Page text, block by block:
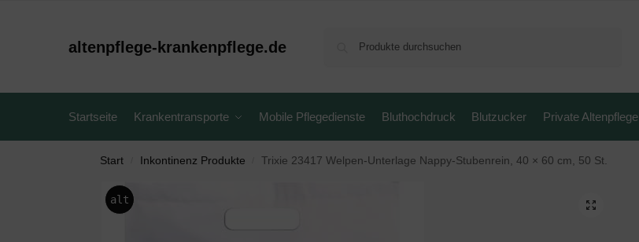
altenpflege-krankenpflege.de
Startseite Krankentransporte Mobile Pflegedienste Bluthochdruck Blutzucker Private Altenpflege
Start Inkontinenz Produkte Trixie 23417 Welpen-Unterlage Nappy-Stubenrein, 40 × 60 cm, 50 St.
alt